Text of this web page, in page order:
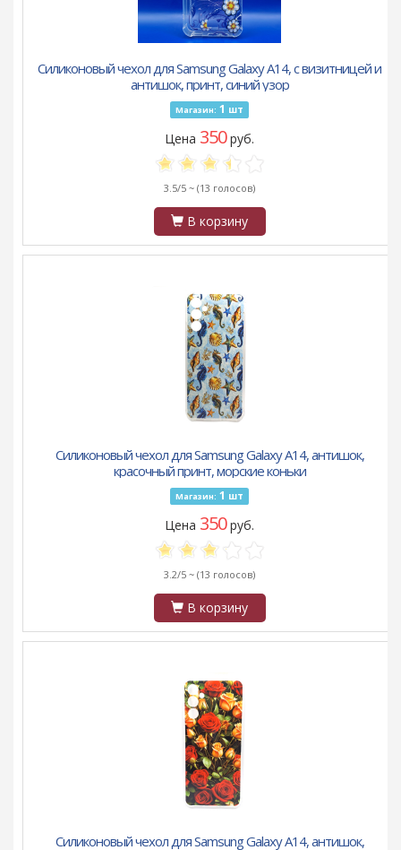
Силиконовый чехол для Samsung Galaxy A14, с визитницей и
антишок, принт, синий узор
Магазин: 1 шт
Цена 350руб.
3.5/5 ~ (13 голосов)
В корзину
Силиконовый чехол для Samsung Galaxy A14, антишок,
красочный принт, морские коньки
Магазин: 1 шт
Цена 350руб.
3.2/5 ~ (13 голосов)
В корзину
Силиконовый чехол для Samsung Galaxy A14, антишок,